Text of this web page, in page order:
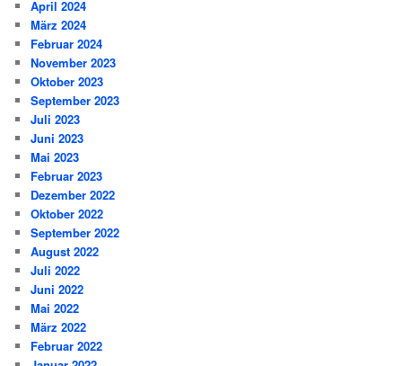
April 2024
März 2024
Februar 2024
November 2023
Oktober 2023
September 2023
Juli 2023
Juni 2023
Mai 2023
Februar 2023
Dezember 2022
Oktober 2022
September 2022
August 2022
Juli 2022
Juni 2022
Mai 2022
März 2022
Februar 2022